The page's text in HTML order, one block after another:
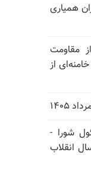
همیاری
مقاومت
از
شورا -
سال انقلاب